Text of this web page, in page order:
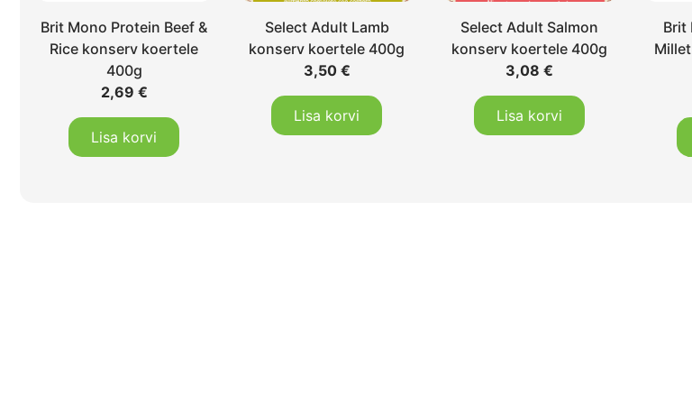
Brit Mono Protein Beef &
Rice konserv koertele
400g
2,69 €
Lisa korvi
Select Adult Lamb
konserv koertele 400g
3,50 €
Lisa korvi
Select Adult Salmon
konserv koertele 400g
3,08€
Lisa korvi
Brit